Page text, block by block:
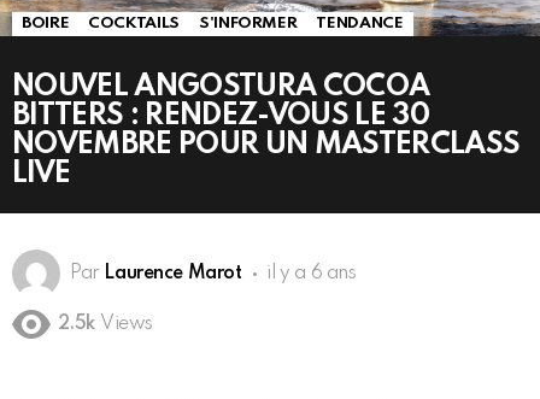
BOIRE COCKTAILS S'INFORMER TENDANCE
NOUVEL ANGOSTURA COCOA
BITTERS : RENDEZ-VOUS LE 30
NOVEMBRE POUR UN MASTERCLASS
LIVE
Par Laurence Marot il y a 6 ans
2.5k Views